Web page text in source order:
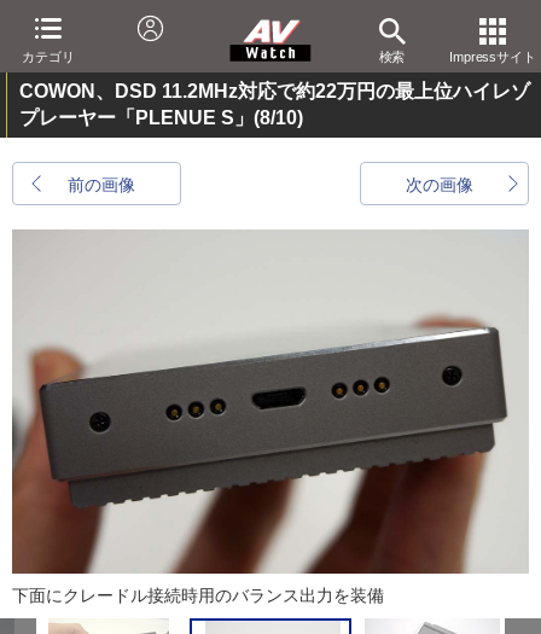
カテゴリ 検索 Impressサイト
COWON、DSD 11.2MHz対応で約22万円の最上位ハイレゾ
プレーヤー「PLENUE S」 (8/10)
前の画像 次の画像
下面にクレードル接続時用のバランス出力を装備